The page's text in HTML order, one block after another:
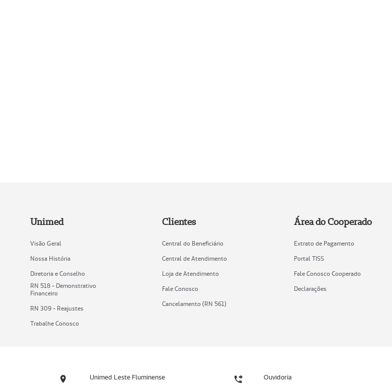
Unimed
Visão Geral
Nossa História
Diretoria e Conselho
RN 518 - Demonstrativo
Financeiro
RN 309 - Reajustes
Trabalhe Conosco
Clientes
Central do Beneficiário
Central de Atendimento
Loja de Atendimento
Fale Conosco
Cancelamento (RN 561)
Área do Cooperado
Extrato de Pagamento
Portal TISS
Fale Conosco Cooperado
Declarações
Unimed Leste Fluminense Ouvidoria